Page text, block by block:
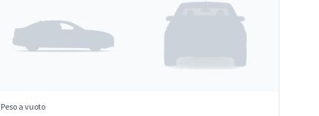
Peso a vuoto